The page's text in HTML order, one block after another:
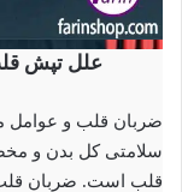
علل تپش
ضربان قلب و عوامل
سلامتی کل بدن و
قلب است. ضربان